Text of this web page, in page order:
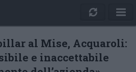
al Mise, Acquaroli:
e inaccettabile